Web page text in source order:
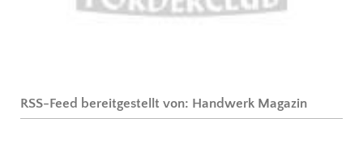
RSS-Feed bereitgestellt von: Handwerk Magazin